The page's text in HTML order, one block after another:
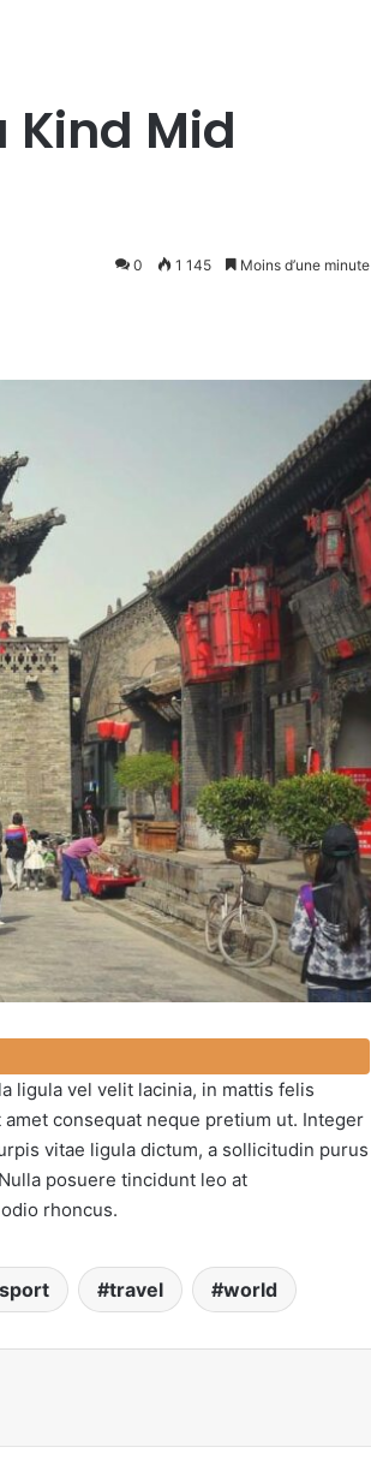
Mid
0 1 145 Moins d’une minute
ligula vel velit lacinia, in mattis felis
consequat neque pretium ut. Integer
vitae ligula dictum, a sollicitudin purus
posuere tincidunt leo at
rhoncus.
travel world